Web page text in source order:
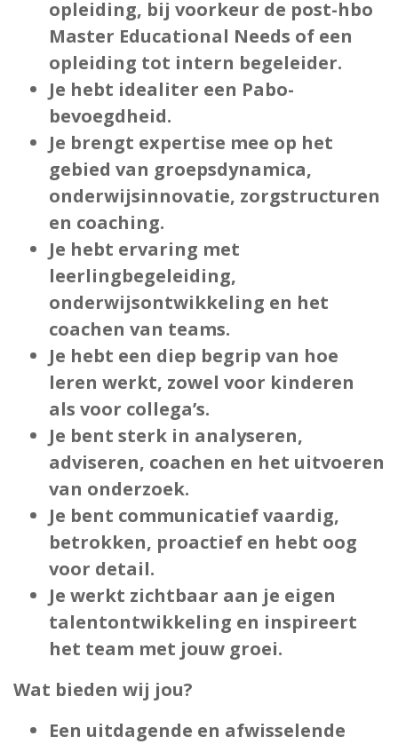
opleiding, bij voorkeur de post-hbo
Master Educational Needs of een
opleiding tot intern begeleider.
Je hebt idealiter een Pabo-
bevoegdheid.
Je brengt expertise mee op het
gebied van groepsdynamica,
onderwijsinnovatie, zorgstructuren
en coaching.
Je hebt ervaring met
leerlingbegeleiding,
onderwijsontwikkeling en het
coachen van teams.
Je hebt een diep begrip van hoe
leren werkt, zowel voor kinderen
als voor collega’s.
Je bent sterk in analyseren,
adviseren, coachen en het uitvoeren
van onderzoek.
Je bent communicatief vaardig,
betrokken, proactief en hebt oog
voor detail.
Je werkt zichtbaar aan je eigen
talentontwikkeling en inspireert
het team met jouw groei.
Wat bieden wij jou?
Een uitdagende en afwisselende